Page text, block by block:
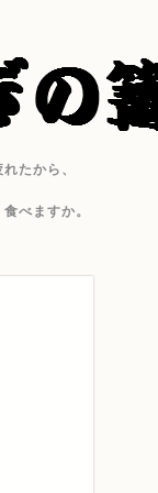
たから、
べますか。